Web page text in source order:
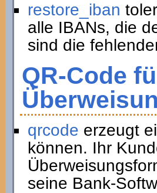
restore_iban
alle IBANs, die
sind die
QR-Code
qrcode erzeugt
können. Ihr
seine Bank-